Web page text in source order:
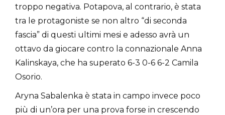
troppo negativa. Potapova, al contrario, è stata
tra le protagoniste se non altro “di seconda
fascia” di questi ultimi mesi e adesso avrà un
ottavo da giocare contro la connazionale Anna
Kalinskaya, che ha superato 6-3 0-6 6-2 Camila
Osorio.
Aryna Sabalenka è stata in campo invece poco
più di un’ora per una prova forse in crescendo